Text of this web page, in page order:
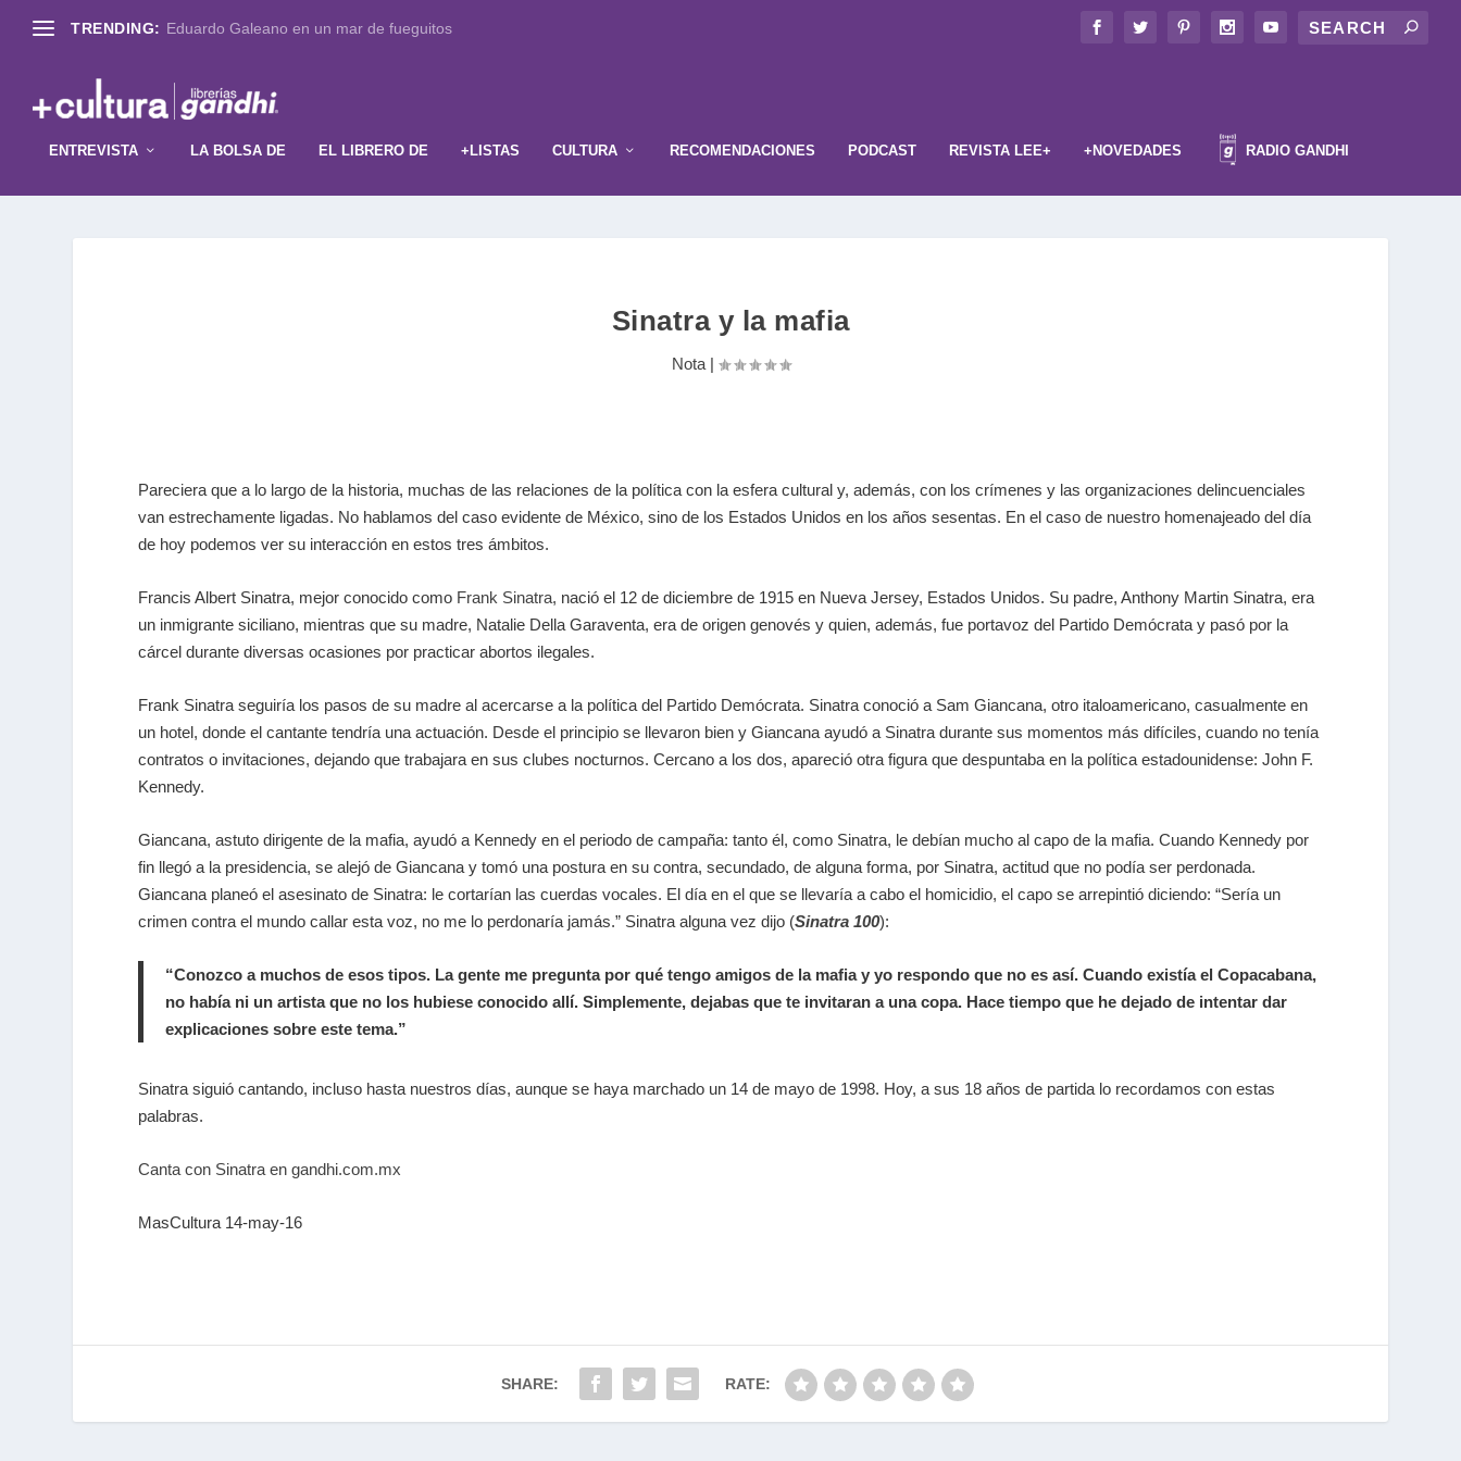
TRENDING: Eduardo Galeano en un mar de fueguitos
ENTREVISTA LA BOLSA DE EL LIBRERO DE +LISTAS CULTURA RECOMENDACIONES PODCAST REVISTA LEE+ +NOVEDADES RADIO GANDHI
Sinatra y la mafia
Nota|
Pareciera que a lo largo de la historia, muchas de las relaciones de la política con la esfera cultural y, además, con los crímenes y las organizaciones delincuenciales
van estrechamente ligadas. No hablamos del caso evidente de México, sino de los Estados Unidos en los años sesentas. En el caso de nuestro homenajeado del día
de hoy podemos ver su interacción en estos tres ámbitos.
Francis Albert Sinatra, mejor conocido como Frank Sinatra, nació el 12 de diciembre de 1915 en Nueva Jersey, Estados Unidos. Su padre, Anthony Martin Sinatra, era
un inmigrante siciliano, mientras que su madre, Natalie Della Garaventa, era de origen genovés y quien, además, fue portavoz del Partido Demócrata y pasó por la
cárcel durante diversas ocasiones por practicar abortos ilegales.
Frank Sinatra seguiría los pasos de su madre al acercarse a la política del Partido Demócrata. Sinatra conoció a Sam Giancana, otro italoamericano, casualmente en
un hotel, donde el cantante tendría una actuación. Desde el principio se llevaron bien y Giancana ayudó a Sinatra durante sus momentos más difíciles, cuando no tenía
contratos o invitaciones, dejando que trabajara en sus clubes nocturnos. Cercano a los dos, apareció otra figura que despuntaba en la política estadounidense: John F.
Kennedy.
Giancana, astuto dirigente de la mafia, ayudó a Kennedy en el periodo de campaña: tanto él, como Sinatra, le debían mucho al capo de la mafia. Cuando Kennedy por
fin llegó a la presidencia, se alejó de Giancana y tomó una postura en su contra, secundado, de alguna forma, por Sinatra, actitud que no podía ser perdonada.
Giancana planeó el asesinato de Sinatra: le cortarían las cuerdas vocales. El día en el que se llevaría a cabo el homicidio, el capo se arrepintió diciendo: “Sería un
crimen contra el mundo callar esta voz, no me lo perdonaría jamás.” Sinatra alguna vez dijo (Sinatra 100):
“Conozco a muchos de esos tipos. La gente me pregunta por qué tengo amigos de la mafia y yo respondo que no es así. Cuando existía el Copacabana,
no había ni un artista que no los hubiese conocido allí. Simplemente, dejabas que te invitaran a una copa. Hace tiempo que he dejado de intentar dar
explicaciones sobre este tema.”
Sinatra siguió cantando, incluso hasta nuestros días, aunque se haya marchado un 14 de mayo de 1998. Hoy, a sus 18 años de partida lo recordamos con estas
palabras.
Canta con Sinatra en gandhi.com.mx
MasCultura 14-may-16
SHARE: RATE: